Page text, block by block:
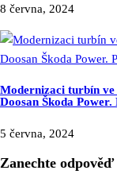
8 června, 2024
Modernizaci turbín
Doosan Škoda
5 června, 2024
Zanechte odpověď